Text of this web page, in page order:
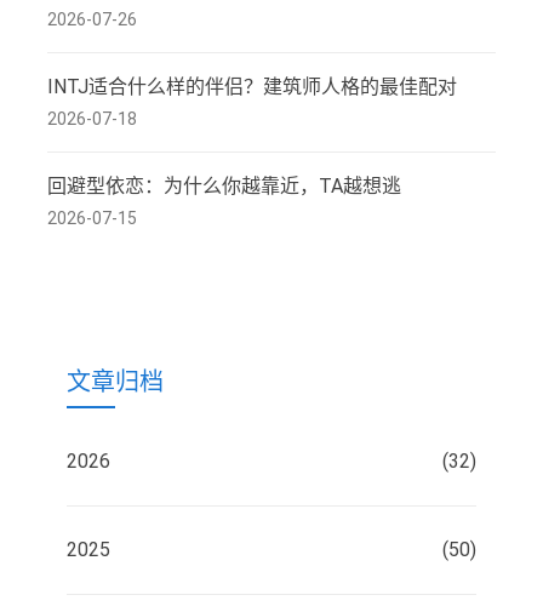
2026-07-26
INTJ适合什么样的伴侣？建筑师人格的最佳配对
2026-07-18
回避型依恋：为什么你越靠近，TA越想逃
2026-07-15
文章归档
2026 (32)
2025 (50)